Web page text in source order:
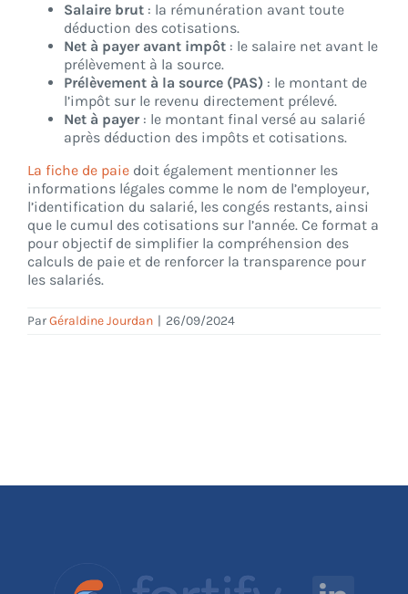
Salaire brut : la rémunération avant toute
déduction des cotisations.
Net à payer avant impôt : le salaire net avant le
prélèvement à la source.
Prélèvement à la source (PAS) : le montant de
l’impôt sur le revenu directement prélevé.
Net à payer: le montant final versé au salarié
après déduction des impôts et cotisations.
La fiche de paie doit également mentionner les
informations légales comme le nom de l’employeur,
l’identification du salarié, les congés restants, ainsi
que le cumul des cotisations sur l’année. Ce format a
pour objectif de simplifier la compréhension des
calculs de paie et de renforcer la transparence pour
les salariés.
ParGéraldine Jourdan | 26/09/2024